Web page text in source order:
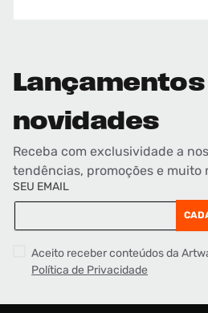
Lançamentos
novidades
Receba com exclusividade a
tendências, promoções e muito
SEU EMAIL
Aceito receber conteúdos da
Política de Privacidade